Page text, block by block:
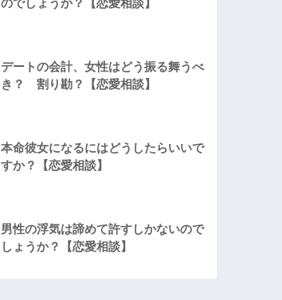
のでしょうか？【恋愛相談】
デートの会計、女性はどう振る舞うべ
き？ 割り勘？【恋愛相談】
本命彼女になるにはどうしたらいいで
すか？【恋愛相談】
男性の浮気は諦めて許すしかないので
しょうか？【恋愛相談】